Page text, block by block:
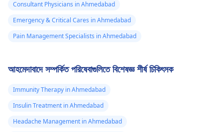
Consultant Physicians in Ahmedabad
Emergency & Critical Cares in Ahmedabad
Pain Management Specialists in Ahmedabad
আহমেদাবাদে সম্পর্কিত পরিষেবাগুলিতে বিশেষজ্ঞ শীর্ষ চিকিৎসক
Immunity Therapy in Ahmedabad
Insulin Treatment in Ahmedabad
Headache Management in Ahmedabad